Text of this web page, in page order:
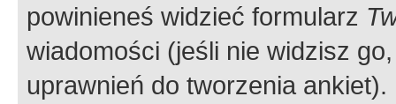
powinieneś widzieć formularz
wiadomości (jeśli nie widzisz
uprawnień do tworzenia